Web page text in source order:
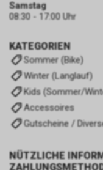
KATEGORIEN
Sommer (Bike)
Winter (Langlauf)
Kids (Sommer/
Accessoires
Gutscheine /
NÜTZLICHE
Samstag
08:30 - 17:00 Uhr